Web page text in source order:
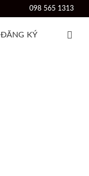
098 565 1313
ĐĂNG KÝ